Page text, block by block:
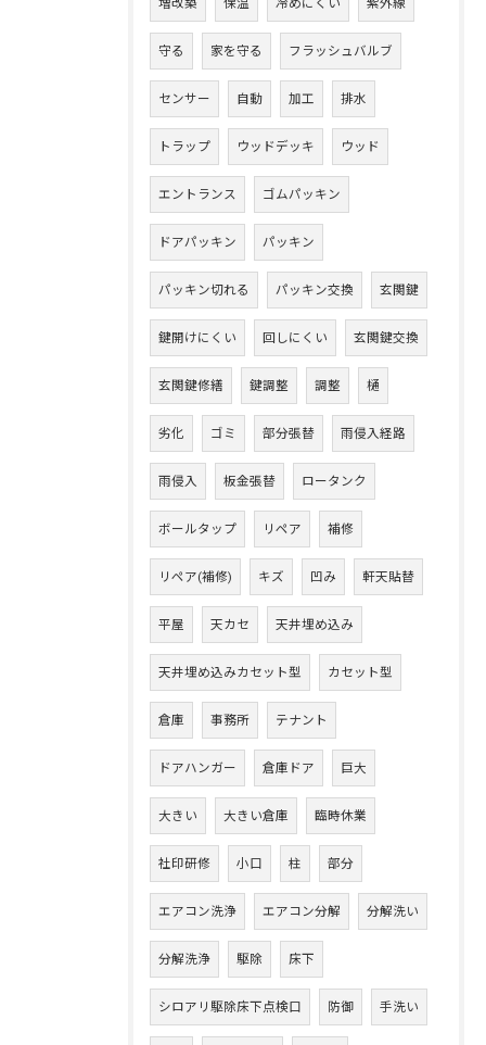
守る 家を守る フラッシュバルブ
センサー 自動 加工 排水
トラップ ウッドデッキ ウッド
エントランス ゴムパッキン
ドアパッキン パッキン
パッキン切れる パッキン交換 玄関鍵
鍵開けにくい 回しにくい 玄関鍵交換
玄関鍵修繕 鍵調整 調整 樋
劣化 ゴミ 部分張替 雨侵入経路
雨侵入 板金張替 ロータンク
ボールタップ リペア 補修
リペア(補修) キズ 凹み 軒天貼替
平屋 天カセ 天井埋め込み
天井埋め込みカセット型 カセット型
倉庫 事務所 テナント
ドアハンガー 倉庫ドア 巨大
大きい 大きい倉庫 臨時休業
社印研修 小口 柱 部分
エアコン洗浄 エアコン分解 分解洗い
分解洗浄 駆除 床下
シロアリ駆除床下点検口 防御 手洗い